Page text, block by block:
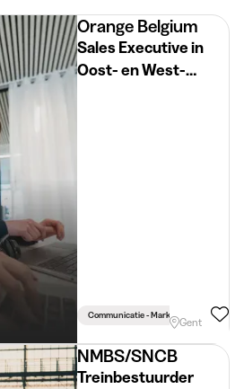
Orange Belgium
Sales Executive in
Oost- en West-
Communicatie - Marketing -
Gent
NMBS/SNCB
Treinbestuurder